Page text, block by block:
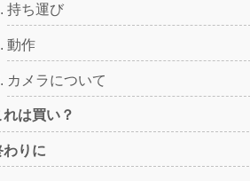
持ち運び
動作
カメラについて
れは買い？
わりに